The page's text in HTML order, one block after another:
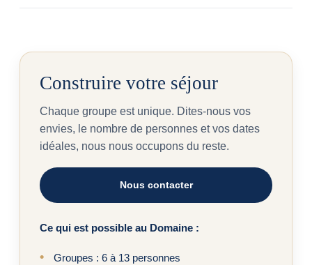
Construire votre séjour
Chaque groupe est unique. Dites-nous vos
envies, le nombre de personnes et vos dates
idéales, nous nous occupons du reste.
Nous contacter
Ce qui est possible au Domaine :
Groupes : 6 à 13 personnes